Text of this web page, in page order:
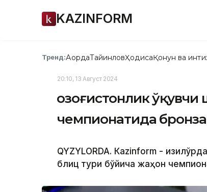
KAZINFORM
Тренд:АқордаТайинловҲодисаҚонун ва
20:10, 13 Август 2024
Қозоғистонлик
чемпионатида
QYZYLORDA. Кazinform -
блиц тури бўйича жаҳон